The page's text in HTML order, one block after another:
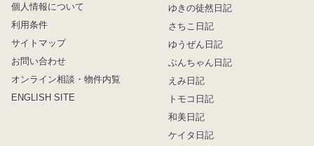
個人情報について
利用条件
サイトマップ
お問い合わせ
オンライン相談・物件内覧
ENGLISH SITE
ゆきの徒然日記
さちこ日記
ゆうぜん日記
ぶんちゃん日記
えみ日記
トモコ日記
和美日記
ケイタ日記